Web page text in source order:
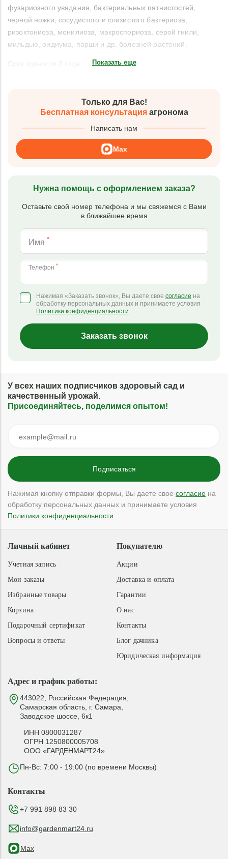
фузариозного увядания, бактериальных пятнистостей,
черной ножки, сосудистого и слизистого бактериоза,
ризоктониоза, монилиоза, макроспориоза, серой гнили,
мильдью, оидиума, парши и др. болезней растений.
Показать еще
Только для Вас!
Бесплатная консультацияагронома
Написать нам
Max
Нужна помощь с оформлением заказа?
Оставьте свой номер телефона и мы свяжемся с Вами
в ближайшее время
Имя *
Телефон *
Нажимая «Заказать звонок», Вы даете свое согласие на
обработку персональных данных и принимаете условия
Политики конфиденциальности.
Заказать звонок
У всех наших подписчиков здоровый сад и
качественный урожай.
Присоединяйтесь, поделимся опытом!
Нажимая кнопку отправки формы, Вы даете свое согласие на
обработку персональных данных и принимаете условия
Политики конфиденциальности
Адрес и график работы:
443022, Российская Федерация,
Самарская область, г. Самара,
Заводское шоссе, 6к1
ИНН 0800031287
ОГРН 1250800005708
ООО «ГАРДЕНМАРТ24»
Пн-Вс: 7:00 - 19:00 (по времени Москвы)
Покупателю
Акции
Доставка и оплата
Гарантии
О нас
Контакты
Блог дачника
Юридическая информация
Личный кабинет
Учетная запись
Мои заказы
Избранные товары
Корзина
Подарочный сертификат
Вопросы и ответы
Контакты
+7 991 898 83 30
info@gardenmart24.ru
Max